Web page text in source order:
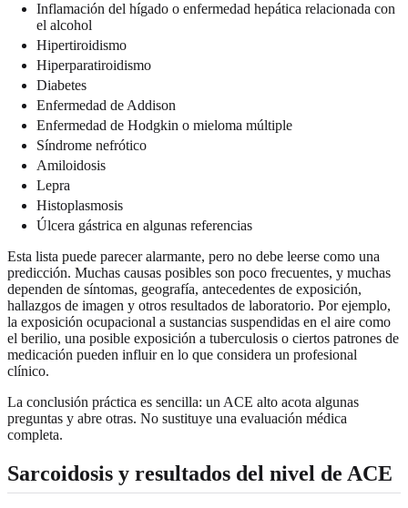
Inflamación del hígado o enfermedad hepática relacionada con
el alcohol
Hipertiroidismo
Hiperparatiroidismo
Diabetes
Enfermedad de Addison
Enfermedad de Hodgkin o mieloma múltiple
Síndrome nefrótico
Amiloidosis
Lepra
Histoplasmosis
Úlcera gástrica en algunas referencias
Esta lista puede parecer alarmante, pero no debe leerse como una
predicción. Muchas causas posibles son poco frecuentes, y muchas
dependen de síntomas, geografía, antecedentes de exposición,
hallazgos de imagen y otros resultados de laboratorio. Por ejemplo,
la exposición ocupacional a sustancias suspendidas en el aire como
el berilio, una posible exposición a tuberculosis o ciertos patrones de
medicación pueden influir en lo que considera un profesional
clínico.
La conclusión práctica es sencilla: un ACE alto acota algunas
preguntas y abre otras. No sustituye una evaluación médica
completa.
Sarcoidosis y resultados del nivel de ACE